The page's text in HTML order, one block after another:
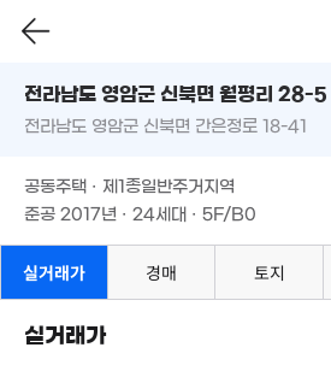
350만
필터 매물 탐색
전라남도 영암군 신북면 월평리 28-5
준공 2017년 · 24세대 · 5F/B0
전라남도 영암군 신북면 월평리 28-5
전라남도 영암군 신북면 간은정로 18-41
공동주택 · 제1종일반주거지역
준공 2017년 · 24세대 · 5F/B0
실거래가 경매 토지
실거래가